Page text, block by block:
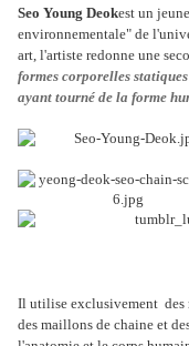
Seo Young Deokest un
environnementale" de
art, l'artiste redonne une
formes corporelles
ayant tourné de la forme
Il utilise exclusivement des
des maillons de chaine et